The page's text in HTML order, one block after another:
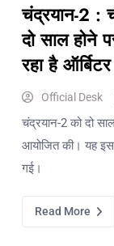
चंद्रयान-2 :
दो साल होने
रहा है ऑर्बिटर
Official Desk
चंद्रयान-2 को दो साल
आयोजित की। यह
गई।
Read More